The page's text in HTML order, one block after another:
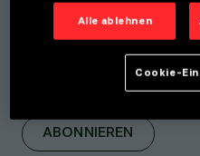
Newsletter,
Produkte,
Initiativen
werden.
ABONNIEREN
Alle ablehnen
Cookie-